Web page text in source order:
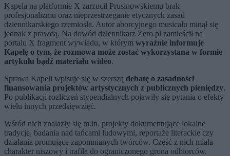
Kapela na platformie X zarzucił Prusinowskiemu brak
profesjonalizmu oraz nieprzestrzeganie etycznych zasad
dziennikarskiego rzemiosła. Autor aborcyjnego musicalu minął się
jednak z prawdą. Na dowód dziennikarz Zero.pl zamieścił na
portalu X fragment wywiadu, w którym wyraźnie informuje
Kapelę o tym, że rozmowa może zostać wykorzystana w formie
artykułu bądź materiału wideo.
Sprawa Kapeli wpisuje się w szerszą debatę o zasadności
finansowania projektów artystycznych z publicznych pieniędzy.
Po publikacji rozliczeń stypendialnych pojawiły się pytania o efekty
wielu innych przedsięwzięć.
Wśród nich znalazły się m.in. projekty dokumentujące lokalne
tradycje, badania nad tańcami ludowymi, reportaże literackie czy
działania promujące zapomnianych twórców. Część z nich miała
charakter niszowy i trafiła do ograniczonego grona odbiorców.